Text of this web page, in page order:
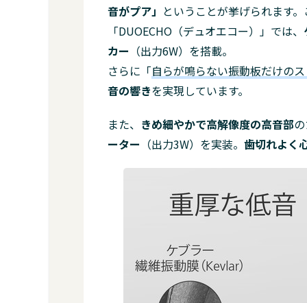
音がプア」 ということが挙げられます
「DUOECHO（デュオエコー）」では、
カー （出力6W）を搭載。
さらに「自らが鳴らない振動板だけの
音の響きを実現しています。
また、 きめ細やかで高解像度の高音部
ーター （出力3W）を実装。 歯切れよく